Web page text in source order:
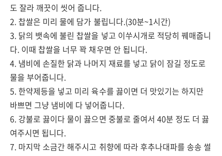
도 잘라 깨끗이 씻어 줍니다.
2. 찹쌀은 미리 물에 담가 불립니다.(30분~1시간)
3. 닭의 뱃속에 불린 찹쌀을 넣고 이쑤시개로 적당히 꿰매줍니
다. 이때 찹쌀을 너무 꽉 채우면 안 됩니다.
4. 냄비에 손질한 닭과 나머지 재료를 넣고 닭이 잠길 정도로
물을 부어줍니다.
5. 한약제등을 넣고 미리 육수를 끓이면 더 맛있기는 하지만
바쁘면 그냥 냄비에 다 넣어줍니다.
6. 강불로 끓이다 물이 끓으면 중불로 줄여서 40분 정도 더 끓
여주시면 됩니다.
7. 마지막 소금간 해주시고 취향에 따라 후추나대파를 송송 썰